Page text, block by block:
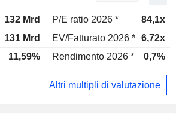
132 Mrd P/E ratio 2026 *
84,1x
131 Mrd EV/Fatturato 2026 * 6,72x
11,59% Rendimento 2026 * 0,7%
Altri multipli di valutazione